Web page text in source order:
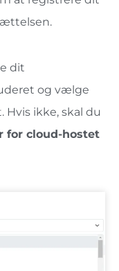
dit
og vælge
Hvis ikke, skal du
for cloud-hostet